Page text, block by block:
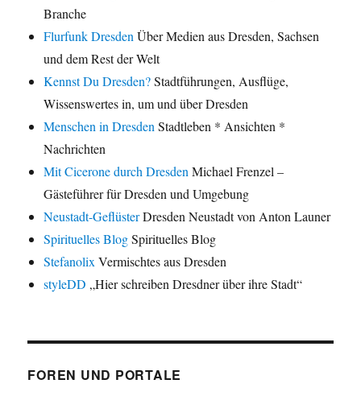
Branche
Flurfunk Dresden Über Medien aus Dresden, Sachsen
und dem Rest der Welt
Kennst Du Dresden?Stadtführungen, Ausflüge,
Wissenswertes in, um und über Dresden
Menschen in Dresden Stadtleben * Ansichten *
Nachrichten
Mit Cicerone durch Dresden Michael Frenzel –
Gästeführer für Dresden und Umgebung
Neustadt-GeflüsterDresden Neustadt von Anton Launer
Spirituelles BlogSpirituelles Blog
Stefanolix Vermischtes aus Dresden
styleDD „Hier schreiben Dresdner über ihre Stadt“
FOREN UND PORTALE